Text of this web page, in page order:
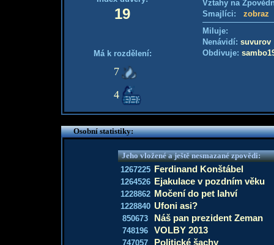
19
Má k rozdělení:
7
4
Vztahy na
Smajlíci: zobraz
Miluje:
Nenávidí: suvurov
Obdivuje:
Osobní statistiky:
Jeho vložené a ještě nesmazané zpovědi:
1267225 Ferdinand Konštábel
1264526 Ejakulace v pozdním věku
1228862 Močení do pet lahví
1228840 Ufoni asi?
850673 Náš pan prezident Zeman
748196 VOLBY 2013
747057 Politické šachy